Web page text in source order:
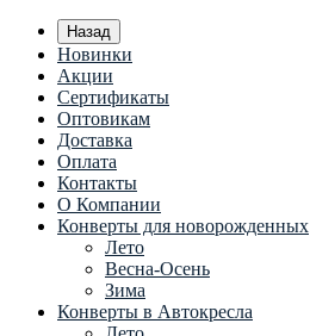
Назад
Новинки
Акции
Сертификаты
Оптовикам
Доставка
Оплата
Контакты
О Компании
Конверты для новорожденных
Лето
Весна-Осень
Зима
Конверты в Автокресла